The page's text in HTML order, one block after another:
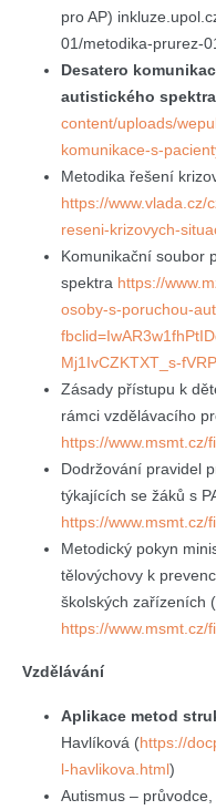
pro AP)
01/metodika-prurez-
Desatero
autistického spektra
content/uploads/
komunikace-s-
Metodika řešení
https://www.vlada.cz/
reseni-krizovych-
Komunikační soubor
spektra https://
osoby-s-poruchou-
Mj1IvCZKTXT_s-
Zásady přístupu k
rámci vzdělávacího
https://www.msmt.cz/
Dodržování pravidel
týkajících se žáků s
https://www.msmt.cz/
Metodický pokyn
tělovýchovy k
školských zařízeních
https://www.msmt.cz/
Vzdělávání
Aplikace metod
Havlíková (https://
l-havlikova.html)
Autismus –